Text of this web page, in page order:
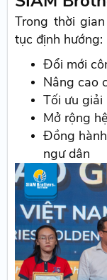
Trong thời
tục định hướng:
Đổi mới
Nâng cao
Tối ưu giải
Mở rộng
Đồng
ngư dân